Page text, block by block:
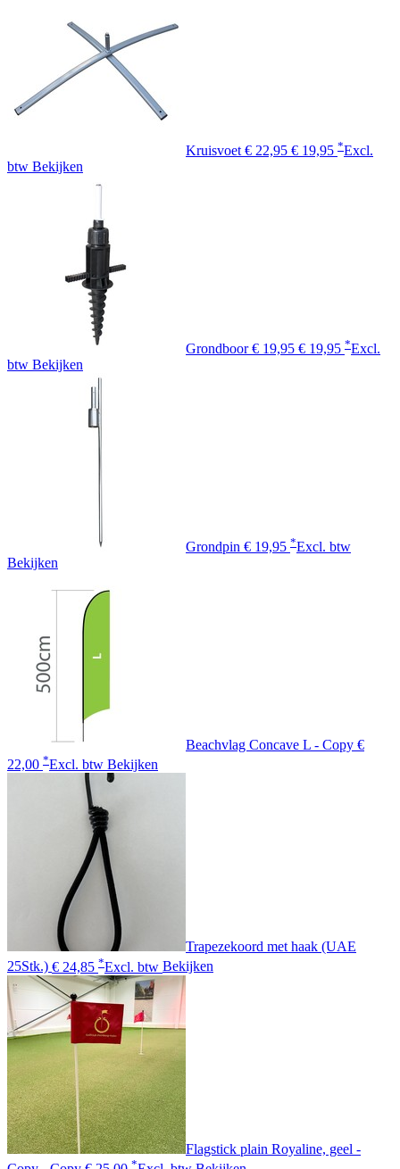
Kruisvoet € 22,95 € 19,95 *Excl.
btw Bekijken
Grondboor € 19,95 € 19,95 *Excl.
btw Bekijken
Grondpin € 19,95 *Excl. btw
Bekijken
Beachvlag Concave L - Copy €
22,00 *Excl. btw Bekijken
Trapezekoord met haak (UAE
25Stk.) € 24,85 *Excl. btw Bekijken
Flagstick plain Royaline, geel -
*